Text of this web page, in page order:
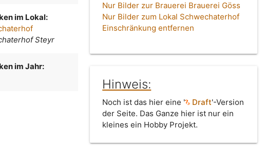
im Lokal:
Steyr
im Jahr:
Nur Bilder zur Brauerei Brauerei Göss
Nur Bilder zum Lokal Schwechaterhof
Einschränkung entfernen
Hinweis:
Noch ist das hier eine ' Draft'-Version
der Seite. Das Ganze hier ist nur ein
kleines ein Hobby Projekt.